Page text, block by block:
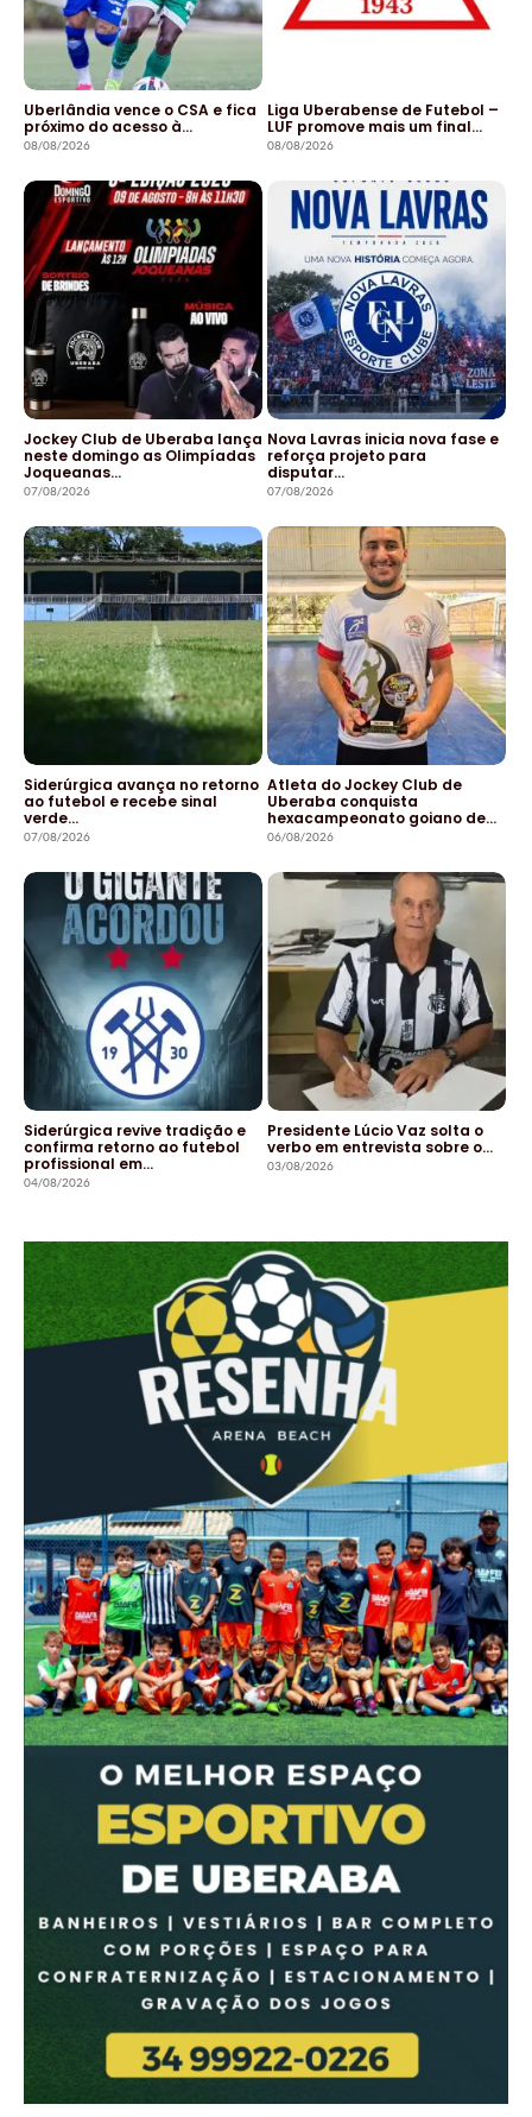
Uberlândia vence o CSA e fica
próximo do acesso à…
08/08/2026
Liga Uberabense de Futebol –
LUF promove mais um final…
08/08/2026
Jockey Club de Uberaba lança
neste domingo as Olimpíadas
Joqueanas…
07/08/2026
Nova Lavras inicia nova fase e
reforça projeto para
disputar…
07/08/2026
Siderúrgica avança no retorno
ao futebol e recebe sinal
verde…
07/08/2026
Atleta do Jockey Club de
Uberaba conquista
hexacampeonato goiano de…
06/08/2026
Siderúrgica revive tradição e
confirma retorno ao futebol
profissional em…
04/08/2026
Presidente Lúcio Vaz solta o
verbo em entrevista sobre o…
03/08/2026